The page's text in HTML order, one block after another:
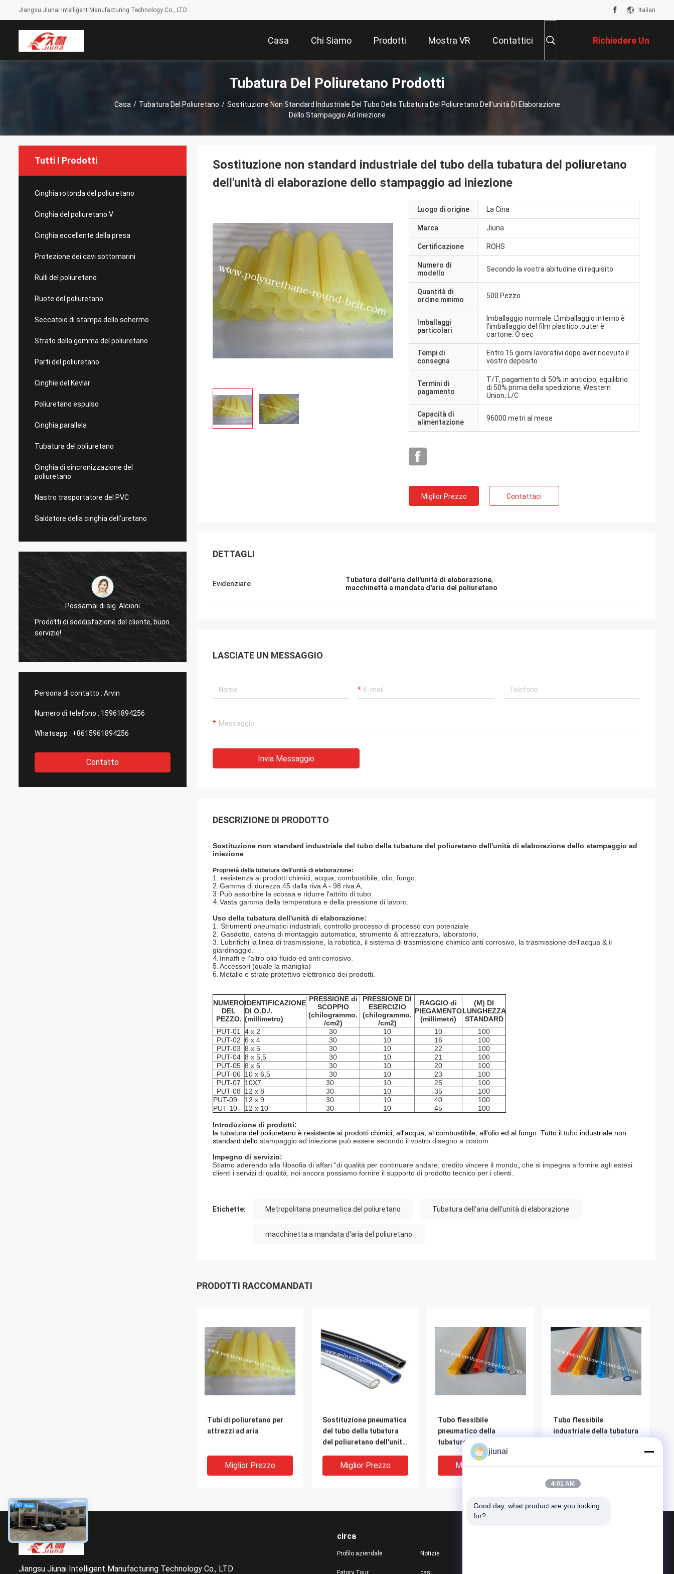
Jiangsu Jiunai Intelligent Manufacturing Technology Co., LTD Italian
Casa Chi Siamo Prodotti Mostra VR Contattici Richiedere Un
Preventivo
Tubatura Del Poliuretano Prodotti
Casa / Tubatura Del Poliuretano / Sostituzione Non Standard Industriale Del Tubo Della Tubatura Del Poliuretano Dell'unità Di Elaborazione
Dello Stampaggio Ad Iniezione
Tutti I Prodotti
Cinghia rotonda del poliuretano
Cinghia del poliuretano V
Cinghia eccellente della presa
Protezione dei cavi sottomarini
Rulli del poliuretano
Ruote del poliuretano
Seccatoio di stampa dello schermo
Strato della gomma del poliuretano
Parti del poliuretano
Cinghie del Kevlar
Poliuretano espulso
Cinghia parallela
Tubatura del poliuretano
Cinghia di sincronizzazione del
poliuretano
Nastro trasportatore del PVC
Saldatore della cinghia dell'uretano
Possamai di sig. Alcioni
Prodotti di soddisfazione del cliente, buon
servizio!
Persona di contatto : Arvin
Numero di telefono : 15961894256
Whatsapp : +8615961894256
Contatto
Sostituzione non standard industriale del tubo della tubatura del poliuretano
dell'unità di elaborazione dello stampaggio ad iniezione
Luogo di origine La Cina
Marca Jiuna
Certificazione ROHS
Numero di
modello
Secondo la vostra abitudine di requisito
Quantità di
ordine minimo
500 Pezzo
Imballaggi
particolari
Imballaggio normale. L'imballaggio interno è
l'imballaggio del film plastico .outer è
cartone. O sec
Tempi di
consegna
Entro 15 giorni lavorativi dopo aver ricevuto il
vostro deposito
Termini di
pagamento
T/T, pagamento di 50% in anticipo, equilibrio
di 50% prima della spedizione; Western
Union; L/C
Capacità di
alimentazione
96000 metri al mese
Miglior Prezzo Contattaci
DETTAGLI
Evidenziare Tubatura dell'aria dell'unità di elaborazione,
macchinetta a mandata d'aria del poliuretano
LASCIATE UN MESSAGGIO
Invia Messaggio
DESCRIZIONE DI PRODOTTO
Sostituzione non standard industriale del tubo della tubatura del poliuretano dell'unità di elaborazione dello stampaggio ad
iniezione
Proprietà della tubatura dell'unità di elaborazione:
1. resistenza ai prodotti chimici, acqua, combustibile, olio, fungo.
2. Gamma di durezza 45 dalla riva A - 98 riva A,
3. Può assorbire la scossa e ridurre l'attrito di tubo.
4. Vasta gamma della temperatura e della pressione di lavoro.
Uso della tubatura dell'unità di elaborazione:
1. Strumenti pneumatici industriali, controllo processo di processo con potenziale
2. Gasdotto, catena di montaggio automatica, strumento & attrezzatura, laboratorio,
3. Lubrifichi la linea di trasmissione, la robotica, il sistema di trasmissione chimico anti corrosivo, la trasmissione dell'acqua & il
giardinaggio.
4. Innaffi e l'altro olio fluido ed anti corrosivo.
5. Accessori (quale la maniglia)
6. Metallo e strato protettivo elettronico dei prodotti.
NUMERO
DEL
PEZZO.
IDENTIFICAZIONE
DI O.D./.
(millimetro)
PRESSIONE di
SCOPPIO
(chilogrammo.
/cm2)
PRESSIONE DI
ESERCIZIO
(chilogrammo.
/cm2)
RAGGIO di
PIEGAMENTO
(millimetri)
(M) DI
LUNGHEZZA
STANDARD
PUT-01
4 x 2 30 10 10
100
PUT-02 6 x 4 30 10 16
100
PUT-03 8 x 5 30 10 22
100
PUT-04 8 x 5,5 30 10 21
100
PUT-05 8 x 6 30 10 20
100
PUT-06
10 x 6,5 30 10 23
100
PUT-07
10X7 30 10 25
100
PUT-08
12 x 8 30 10 35
100
PUT-09
12 x 9 30 10 40
100
PUT-10
12 x 10 30 10 45 100
Introduzione di prodotti:
la tubatura del poliuretano è resistente ai prodotti chimici, all'acqua, al combustibile, all'olio ed al fungo. Tutto il tubo industriale non
standard dello stampaggio ad iniezione può essere secondo il vostro disegno a costom.
Impegno di servizio:
Stiamo aderendo alla filosofia di affari “di qualità per continuare andare, credito vincere il mondo„ che si impegna a fornire agli estesi
clienti i servizi di qualità, noi ancora possiamo fornire il supporto di prodotto tecnico per i clienti.
Etichette: Metropolitana pneumatica del poliuretano Tubatura dell'aria dell'unità di elaborazione
macchinetta a mandata d'aria del poliuretano
PRODOTTI RACCOMANDATI
Tubi di poliuretano per
attrezzi ad aria
Miglior Prezzo
Sostituzione pneumatica
del tubo della tubatura
del poliuretano dell'unità
industriale
Miglior Prezzo
Tubo flessibile
pneumatico della
tubatura dell'aria
flessibile industriale del
poliuretano per la
tubatura del poliuretano
Miglior Prezzo
Tubo flessibile
industriale della tubatura
trasmissione pneumatica
Miglior Prezzo
Jiangsu Jiunai Intelligent Manufacturing Technology Co., LTD
circa
Profilo aziendale
Fatory Tour
Notizie
casi
jiunai
4:01 AM
Good day, what product are you looking
for?